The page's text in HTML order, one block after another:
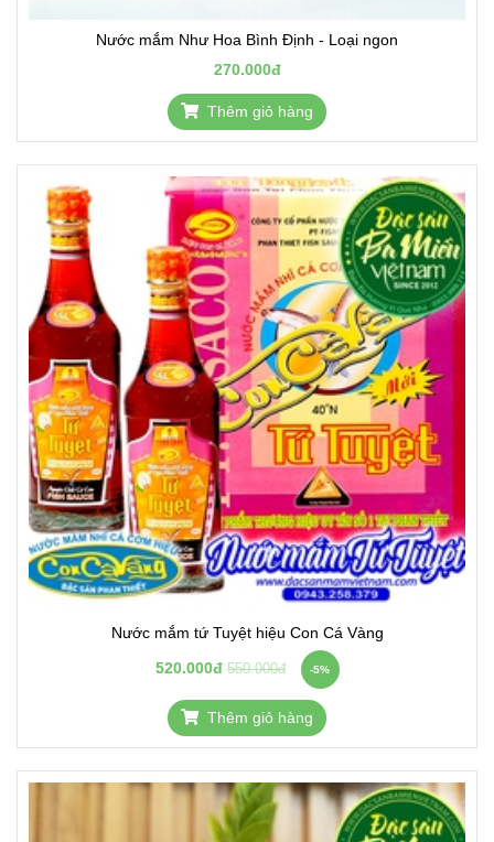
Nước mắm Như Hoa Bình Định - Loại ngon
270.000đ
Thêm giỏ hàng
Nước mắm tứ Tuyệt hiệu Con Cá Vàng
520.000đ 550.000đ -5%
Thêm giỏ hàng